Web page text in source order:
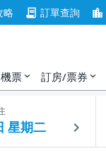
略 contract 訂單查詢 location_city
機票 expand_more 訂房/票券 expand_more